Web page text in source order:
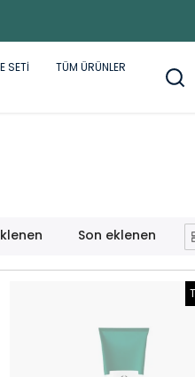
SETİ
TÜM ÜRÜNLER
Son eklenen